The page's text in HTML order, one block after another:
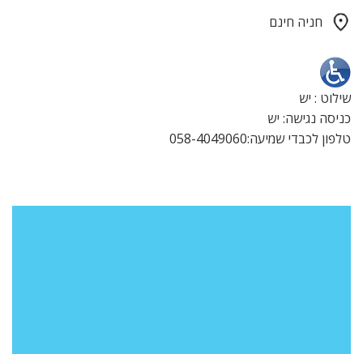
חניה חינם
שילוט : יש
כניסה נגישה: יש
טלפון לכבדי שמיעה:058-4049060